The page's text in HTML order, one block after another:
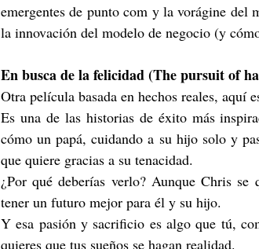
emergentes de punto com y la vorágine del
la innovación del modelo de negocio (y
En busca de la felicidad (The pursuit of
Otra película basada en hechos reales, aquí
Es una de las historias de éxito más
cómo un papá, cuidando a su hijo solo y
que quiere gracias a su tenacidad.
¿Por qué deberías verlo? Aunque Chris
tener un futuro mejor para él y su hijo.
Y esa pasión y sacrificio es algo que tú,
quieres que tus sueños se hagan realidad.